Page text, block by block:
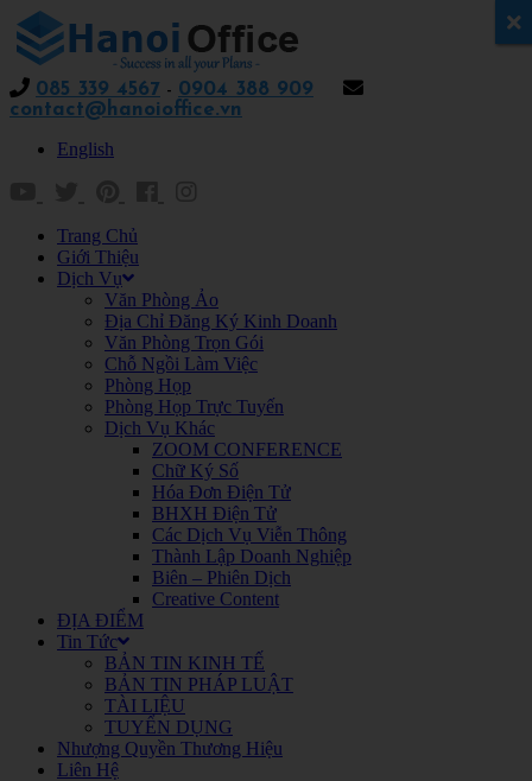
085 339 4567 - 0904 388 909
contact@hanoioffice.vn
English
Trang Chủ
Giới Thiệu
Dịch Vụ
Văn Phòng Ảo
Địa Chỉ Đăng Ký Kinh Doanh
Văn Phòng Trọn Gói
Chỗ Ngồi Làm Việc
Phòng Họp
Phòng Họp Trực Tuyến
Dịch Vụ Khác
ZOOM CONFERENCE
Chữ Ký Số
Hóa Đơn Điện Tử
BHXH Điện Tử
Các Dịch Vụ Viễn Thông
Thành Lập Doanh Nghiệp
Biên – Phiên Dịch
Creative Content
ĐỊA ĐIỂM
Tin Tức
BẢN TIN KINH TẾ
BẢN TIN PHÁP LUẬT
TÀI LIỆU
TUYỂN DỤNG
Nhượng Quyền Thương Hiệu
Liên Hệ
x